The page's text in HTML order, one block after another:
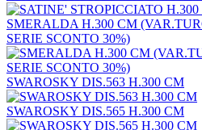
SMERALDA H.300 CM
SERIE SCONTO 30%)
SWAROSKY DIS.563 H.300 CM
SWAROSKY DIS.565 H.300 CM